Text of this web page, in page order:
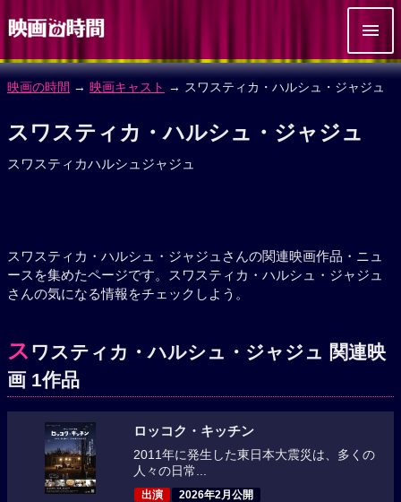
映画の時間 → 映画キャスト → スワスティカ・ハルシュ・ジャジュ
スワスティカ・ハルシュ・ジャジュ
スワスティカハルシュジャジュ
スワスティカ・ハルシュ・ジャジュさんの関連映画作品・ニュ
ースを集めたページです。スワスティカ・ハルシュ・ジャジュ
さんの気になる情報をチェックしよう。
ス ワスティカ・ハルシュ・ジャジュ 関連映
画 1作品
ロッコク・キッチン
2011年に発生した東日本大震災は、多くの
人々の日常...
出演 2026年2月公開